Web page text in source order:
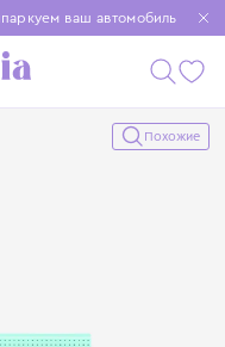
ваш автомобиль
от 15 000 ₽
были еще удобнее
Похожие